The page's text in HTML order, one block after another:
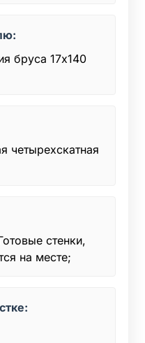
бруса 17х140
четырехскатная
стенки,
на месте;